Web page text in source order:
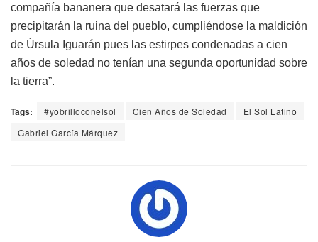
compañía bananera que desatará las fuerzas que
precipitarán la ruina del pueblo, cumpliéndose la maldición
de Úrsula Iguarán pues las estirpes condenadas a cien
años de soledad no tenían una segunda oportunidad sobre
la tierra”.
Tags: #yobrilloconelsol Cien Años de Soledad
El Sol Latino
Gabriel García Márquez